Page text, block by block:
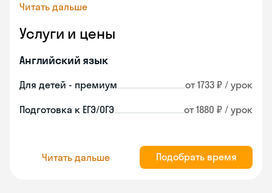
Читать дальше
Услуги и цены
Английский язык
Для детей - премиум от 1733 ₽ / урок
Подготовка к ЕГЭ/ОГЭ от 1880 ₽ / урок
Читать дальше Подобрать время